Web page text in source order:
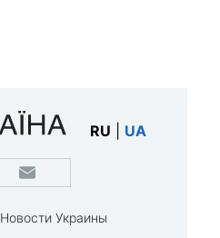
RU UA
Новости Украины